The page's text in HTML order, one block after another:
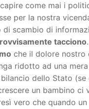
come mai i
per la nostra
di scambio di
tacciono.
che il dolore nostro
ridotto ad una
dello Stato (se
un bambino ci
vero che quando